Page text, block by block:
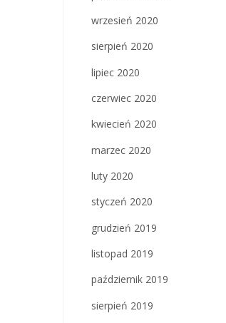
wrzesień 2020
sierpień 2020
lipiec 2020
czerwiec 2020
kwiecień 2020
marzec 2020
luty 2020
styczeń 2020
grudzień 2019
listopad 2019
październik 2019
sierpień 2019